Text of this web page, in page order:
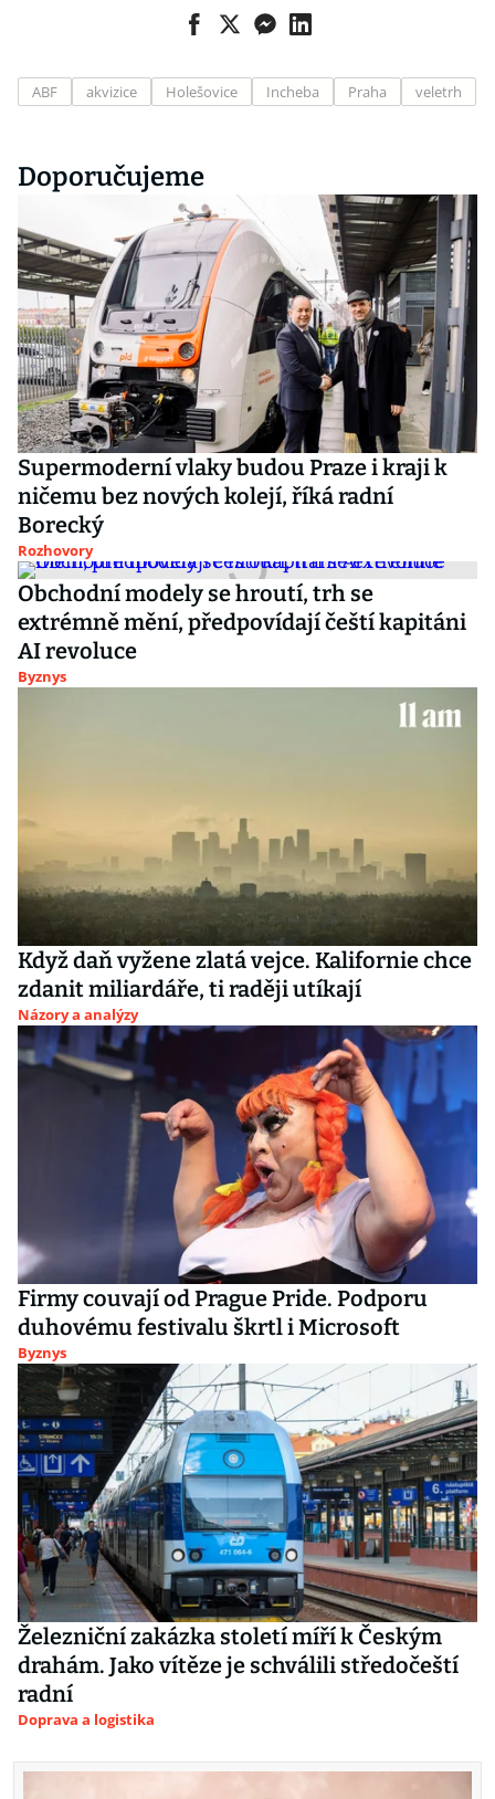
ABF akvizice Holešovice Incheba Praha veletrh
Doporučujeme
Supermoderní vlaky budou Praze i kraji k
ničemu bez nových kolejí, říká radní
Borecký
Rozhovory
Obchodní modely se hroutí, trh se
extrémně mění, předpovídají čeští kapitáni
AI revoluce
Byznys
Když daň vyžene zlatá vejce. Kalifornie chce
zdanit miliardáře, ti raději utíkají
Názory a analýzy
Firmy couvají od Prague Pride. Podporu
duhovému festivalu škrtl i Microsoft
Byznys
Železniční zakázka století míří k Českým
drahám. Jako vítěze je schválili středočeští
radní
Doprava a logistika